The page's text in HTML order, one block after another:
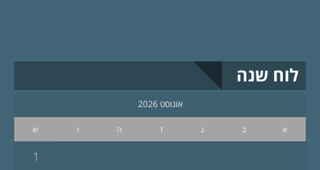
לוח שנה
אוגוסט 2026
א ב ג ד ה ו ש
1